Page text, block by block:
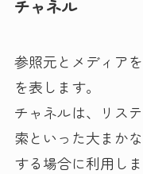
チャネル
参照元とメディア
を表します。
チャネルは、リス
索といった大まか
する場合に利用しま